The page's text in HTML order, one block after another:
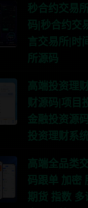
秒合约交易
码|秒合约交
言交易所|时
所源码
高端投资理
财源码|项目
金融投资源
投资理财系
高端全品类
码跟单 加密
期货 指数 多